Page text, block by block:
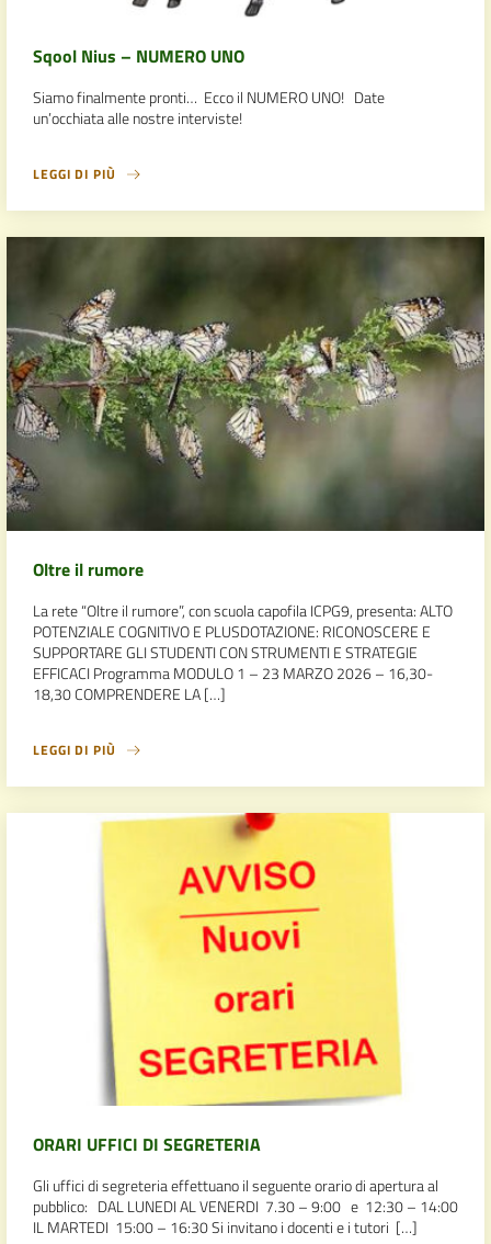
Sqool Nius – NUMERO UNO
Siamo finalmente pronti… Ecco il NUMERO UNO! Date
un’occhiata alle nostre interviste!
LEGGI DI PIÙ
Oltre il rumore
La rete “Oltre il rumore”, con scuola capofila ICPG9, presenta: ALTO
POTENZIALE COGNITIVO E PLUSDOTAZIONE: RICONOSCERE E
SUPPORTARE GLI STUDENTI CON STRUMENTI E STRATEGIE
EFFICACI Programma MODULO 1 – 23 MARZO 2026 – 16,30-
18,30 COMPRENDERE LA […]
LEGGI DI PIÙ
ORARI UFFICI DI SEGRETERIA
Gli uffici di segreteria effettuano il seguente orario di apertura al
pubblico: DAL LUNEDI AL VENERDI 7.30 – 9:00 e 12:30 – 14:00
IL MARTEDI 15:00 – 16:30 Si invitano i docenti e i tutori […]